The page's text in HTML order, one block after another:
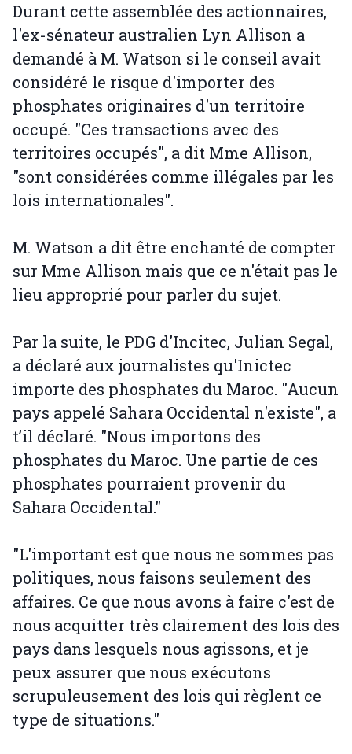
Durant cette assemblée des actionnaires,
l'ex-sénateur australien Lyn Allison a
demandé à M. Watson si le conseil avait
considéré le risque d'importer des
phosphates originaires d'un territoire
occupé. "Ces transactions avec des
territoires occupés", a dit Mme Allison,
"sont considérées comme illégales par les
lois internationales".
M. Watson a dit être enchanté de compter
sur Mme Allison mais que ce n'était pas le
lieu approprié pour parler du sujet.
Par la suite, le PDG d'Incitec, Julian Segal,
a déclaré aux journalistes qu'Inictec
importe des phosphates du Maroc. "Aucun
pays appelé Sahara Occidental n'existe", a
t’il déclaré. "Nous importons des
phosphates du Maroc. Une partie de ces
phosphates pourraient provenir du
Sahara Occidental."
"L'important est que nous ne sommes pas
politiques, nous faisons seulement des
affaires. Ce que nous avons à faire c'est de
nous acquitter très clairement des lois des
pays dans lesquels nous agissons, et je
peux assurer que nous exécutons
scrupuleusement des lois qui règlent ce
type de situations."